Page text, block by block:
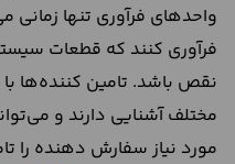
واحدهای فرآوری تنها زمانی
فرآوری کنند که قطعات
نقص باشد. تامین کننده‌ها
مختلف آشنایی دارند و
مورد نیاز سفارش دهنده را